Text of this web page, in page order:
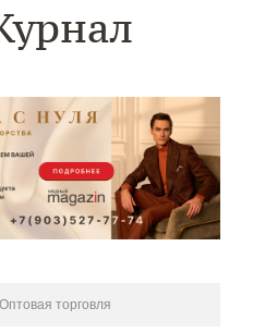
Оптовая торговля